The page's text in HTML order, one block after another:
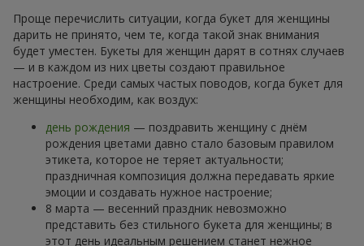
Проще перечислить ситуации, когда букет для женщины
дарить не принято, чем те, когда такой знак внимания
будет уместен. Букеты для женщин дарят в сотнях случаев
— и в каждом из них цветы создают правильное
настроение. Среди самых частых поводов, когда букет для
женщины необходим, как воздух:
день рождения — поздравить женщину с днём
рождения цветами давно стало базовым правилом
этикета, которое не теряет актуальности;
праздничная композиция должна передавать яркие
эмоции и создавать нужное настроение;
8 марта — весенний праздник невозможно
представить без стильного букета для женщины; в
этот день идеальным решением станет нежное